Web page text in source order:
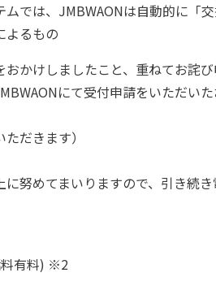
ムでは、JMBWAONは自動的に
よるもの
かけしましたこと、重ねてお詫び
にて受付申請をいただい
だきます）
努めてまいりますので、引き続
料有料) ※2